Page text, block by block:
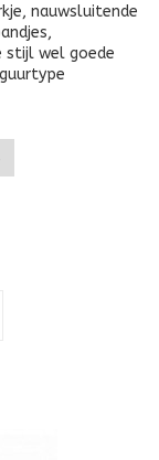
nauwsluitende
stijl wel goede